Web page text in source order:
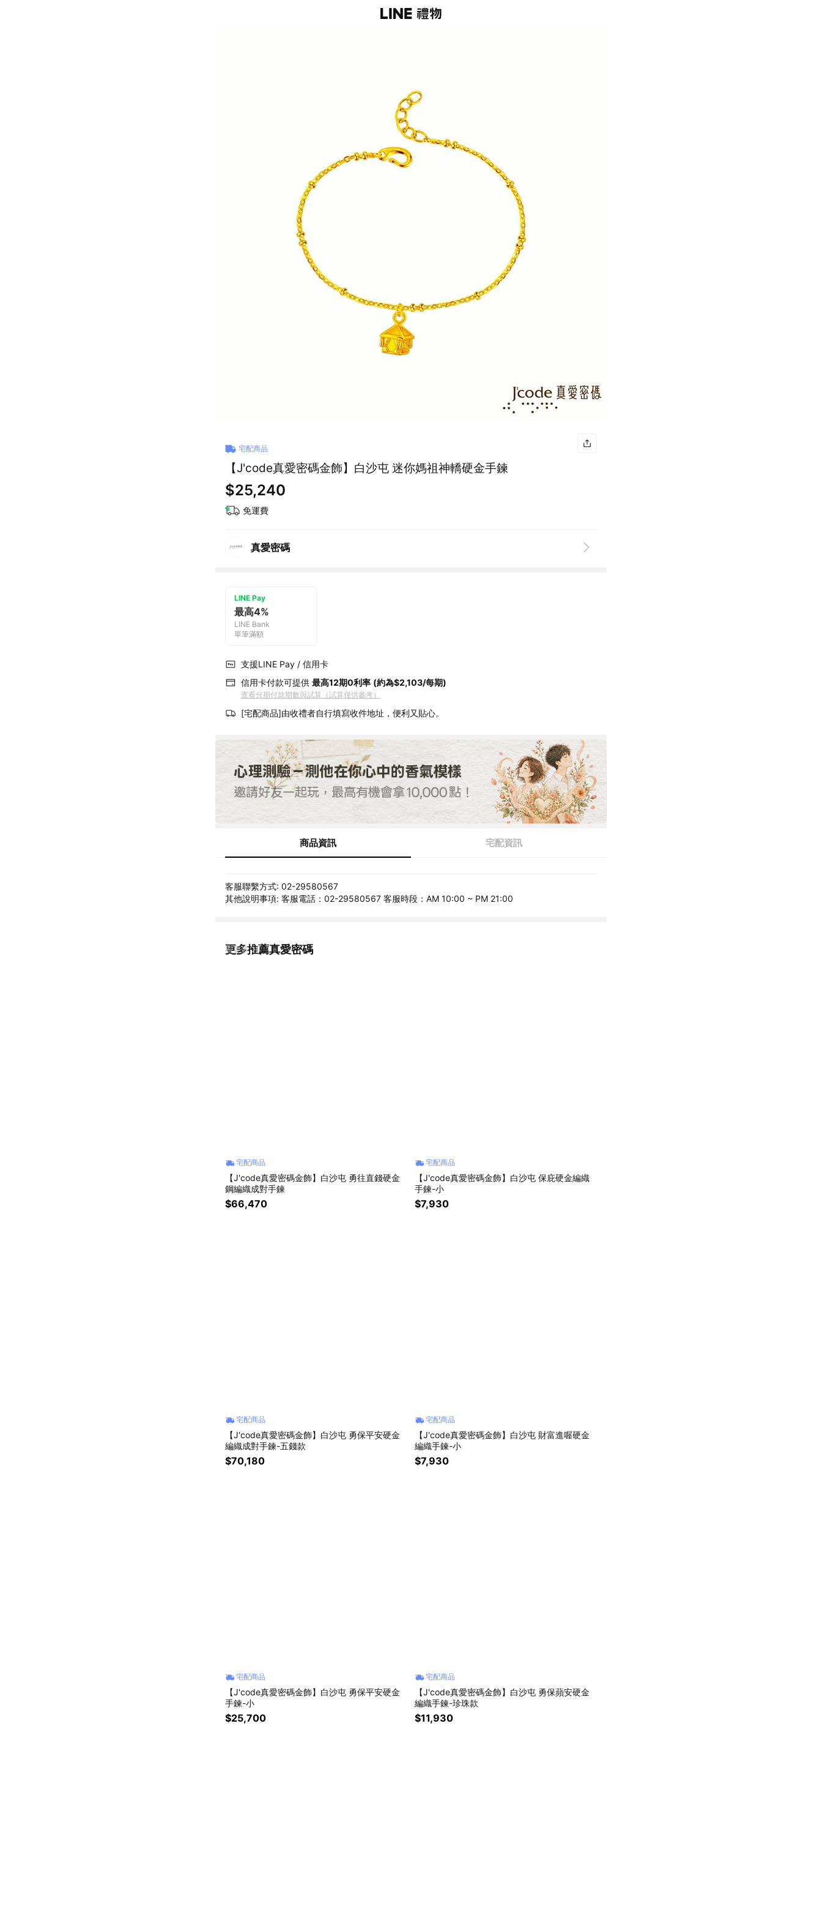
宅配商品
【J'code真愛密碼金飾】白沙屯 迷你媽祖神轎硬金手鍊
$25,240
免運費
真愛密碼
LINE Pay
最高4%
LINE Bank
單筆滿額
支援LINE Pay / 信用卡
信用卡付款可提供 最高12期0利率 (約為$2,103/每期)
查看分期付款期數與試算（試算僅供參考）
[宅配商品]由收禮者自行填寫收件地址，便利又貼心。
商品資訊 宅配資訊
客服聯繫方式: 02-29580567
其他說明事項: 客服電話：02-29580567 客服時段：AM 10:00 ~ PM 21:00
更多推薦真愛密碼
看更多
宅配商品
【J'code真愛密碼金飾】白沙屯 勇往直錢硬金
鋼編織成對手鍊
$66,470
宅配商品
【J'code真愛密碼金飾】白沙屯 保庇硬金編織
手鍊-小
$7,930
宅配商品
【J'code真愛密碼金飾】白沙屯 勇保平安硬金
編織成對手鍊-五錢款
$70,180
宅配商品
【J'code真愛密碼金飾】白沙屯 財富進喔硬金
編織手鍊-小
$7,930
宅配商品
【J'code真愛密碼金飾】白沙屯 勇保平安硬金
手鍊-小
$25,700
宅配商品
【J'code真愛密碼金飾】白沙屯 勇保蘋安硬金
編織手鍊-珍珠款
$11,930